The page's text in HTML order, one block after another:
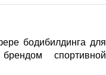
бодибилдинга для
спортивной